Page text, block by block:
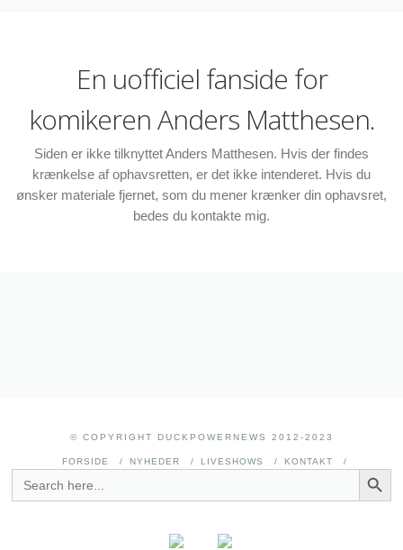
En uofficiel fanside for
komikeren Anders Matthesen.
Siden er ikke tilknyttet Anders Matthesen. Hvis der findes
krænkelse af ophavsretten, er det ikke intenderet. Hvis du
ønsker materiale fjernet, som du mener krænker din ophavsret,
bedes du kontakte mig.
© COPYRIGHT DUCKPOWERNEWS 2012-2023
FORSIDE NYHEDER LIVESHOWS
KONTAKT
SEARCH
FOR:
SEARCH